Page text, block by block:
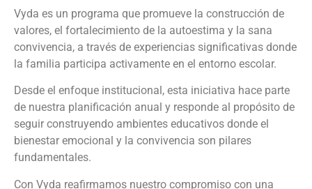
Vyda es un programa que promueve la construcción de
valores, el fortalecimiento de la autoestima y la sana
convivencia, a través de experiencias significativas donde
la familia participa activamente en el entorno escolar.
Desde el enfoque institucional, esta iniciativa hace parte
de nuestra planificación anual y responde al propósito de
seguir construyendo ambientes educativos donde el
bienestar emocional y la convivencia son pilares
fundamentales.
Con Vyda reafirmamos nuestro compromiso con una